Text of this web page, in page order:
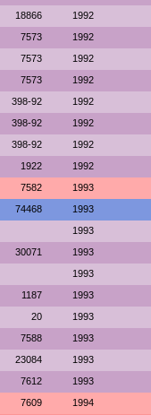
18866 1992
7573 1992
7573 1992
7573 1992
398-92 1992
398-92 1992
398-92 1992
1922 1992
7582 1993
74468 1993
1993
30071 1993
1993
1187 1993
20 1993
7588 1993
23084 1993
7612 1993
7609 1994